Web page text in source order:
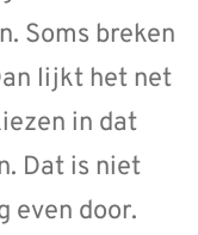
Soms breken
lijkt het net
in dat
Dat is niet
even door.